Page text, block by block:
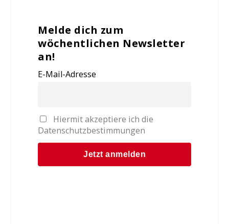
Melde dich zum
wöchentlichen Newsletter
an!
E-Mail-Adresse
Hiermit akzeptiere ich die
Datenschutzbestimmungen